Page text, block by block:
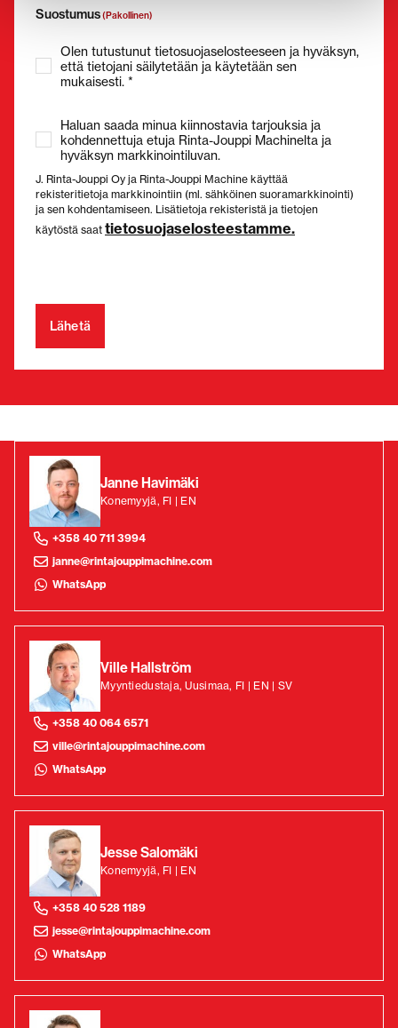
Suostumus(Pakollinen)
Olen tutustunut tietosuojaselosteeseen ja hyväksyn,
että tietojani säilytetään ja käytetään sen
mukaisesti. *
Haluan saada minua kiinnostavia tarjouksia ja
kohdennettuja etuja Rinta-Jouppi Machinelta ja
hyväksyn markkinointiluvan.
J. Rinta-Jouppi Oy ja Rinta-Jouppi Machine käyttää
rekisteritietoja markkinointiin (ml. sähköinen suoramarkkinointi)
ja sen kohdentamiseen. Lisätietoja rekisteristä ja tietojen
käytöstä saat tietosuojaselosteestamme.
Janne Havimäki
Konemyyjä, FI | EN
+358 40 711 3994
janne@rintajouppimachine.com
WhatsApp
Ville Hallström
Myyntiedustaja, Uusimaa, FI | EN | SV
+358 40 064 6571
ville@rintajouppimachine.com
WhatsApp
Jesse Salomäki
Konemyyjä, FI | EN
+358 40 528 1189
jesse@rintajouppimachine.com
WhatsApp